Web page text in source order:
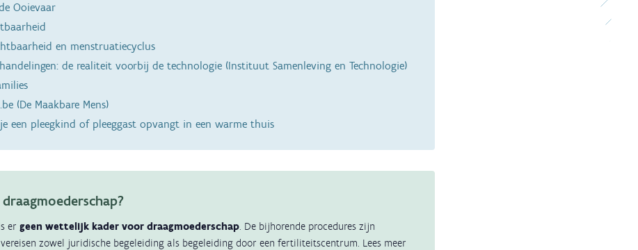
Ooievaar
en menstruatiecyclus
de realiteit voorbij de technologie (Instituut Samenleving en Technologie)
(De Maakbare Mens)
een pleegkind of pleeggast opvangt in een warme thuis
er geen wettelijk kader voor draagmoederschap. De bijhorende procedures zijn
zowel juridische begeleiding als begeleiding door een fertiliteitscentrum. Lees meer